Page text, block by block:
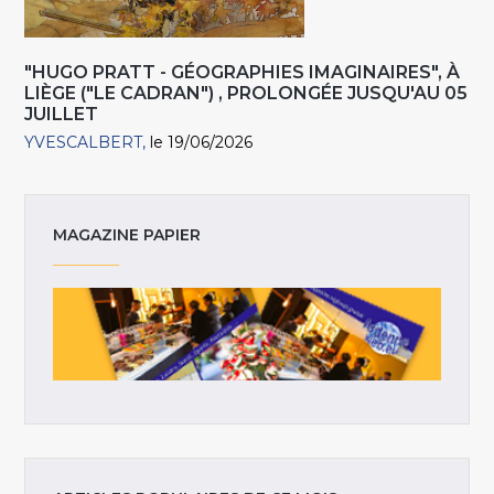
"HUGO PRATT - GÉOGRAPHIES IMAGINAIRES", À
LIÈGE ("LE CADRAN") , PROLONGÉE JUSQU'AU 05
JUILLET
YVESCALBERT le 19/06/2026
MAGAZINE PAPIER